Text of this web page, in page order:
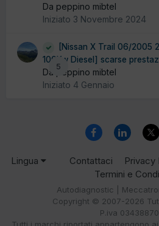
Da peppino mibtel
Iniziato 3 Novembre 2024
5
[Nissan X Trail 06/2005
100Kw Diesel] scarse
Da peppino mibtel
Iniziato 4 Gennaio
Lingua Contattaci Privacy
Termini e
Autodiagnostic |
Copyright © 2007-2026
P.iva